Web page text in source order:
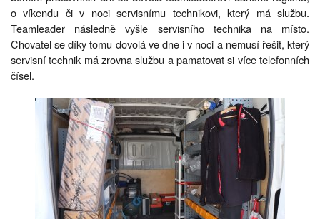
o víkendu či v noci servisnímu technikovi, který má službu.
Teamleader následně vyšle servisního technika na místo.
Chovatel se díky tomu dovolá ve dne i v noci a nemusí řešit, který
servisní technik má zrovna službu a pamatovat si více telefonních
čísel.